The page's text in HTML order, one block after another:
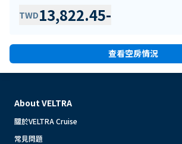
TWD13,822.45-
查看空房情況
About VELTRA
關於VELTRA Cruise
常見問題